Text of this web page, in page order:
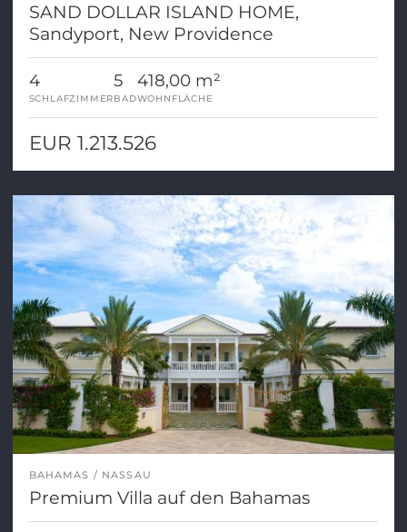
SAND DOLLAR ISLAND HOME,
Sandyport, New Providence
4
SCHLAFZIMMER
5
BAD
418,00 m²
WOHNFLÄCHE
EUR 1.213.526
BAHAMAS NASSAU
Premium Villa auf den Bahamas